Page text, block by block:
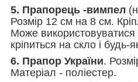
5. Прапорець -вимпел
Розмір 12 см на 8 см.
Може
кріпиться на скло і
6. Прапор України.
Матеріал - поліестер.